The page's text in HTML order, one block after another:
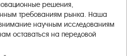
решения,
требованиям рынка. Наша
научным исследованиям
оставаться на передовой